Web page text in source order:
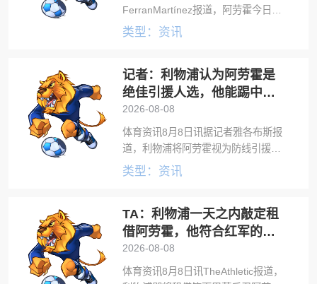
FerranMartínez报道，阿劳霍今日将
与巴萨队友告别，然后前往英格兰加
FerranMartínez进一步透露，
类型：资讯
记者：利物浦认为阿劳霍是
绝佳引援人选，他能踢中卫
和右后卫
2026-08-08
体育资讯8月8日讯据记者雅各布斯报
道，利物浦将阿劳霍视为防线引援的
绝佳人选。根据罗马诺的报道，巴萨
引援人选，他是一名经验丰富的中
卫，同时也
类型：资讯
TA：利物浦一天之内敲定租
借阿劳霍，他符合红军的短
期需求
2026-08-08
体育资讯8月8日讯TheAthletic报道，